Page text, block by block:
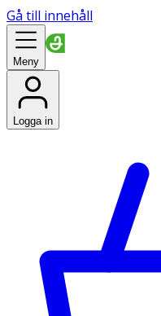
Gå till innehåll
Meny
Logga in